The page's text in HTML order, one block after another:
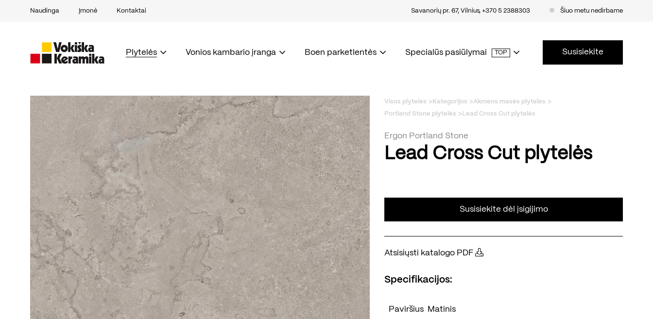
Naudinga Įmonė Kontaktai Savanorių pr. 67, Vilnius, +370 5 2388303 Šiuo metu nedirbame
Plytelės Vonios kambario įranga Boen parketlentės Specialūs pasiūlymai TOP Susisiekite
Visos plytelės Kategorijos
Akmens masės plytelės
Portland Stone plytelės
Lead Cross Cut plytelės
Ergon Portland Stone
Lead Cross Cut plytelės
Susisiekite dėl įsigijimo
Atsisiųsti katalogo PDF
Specifikacijos:
Paviršius Matinis